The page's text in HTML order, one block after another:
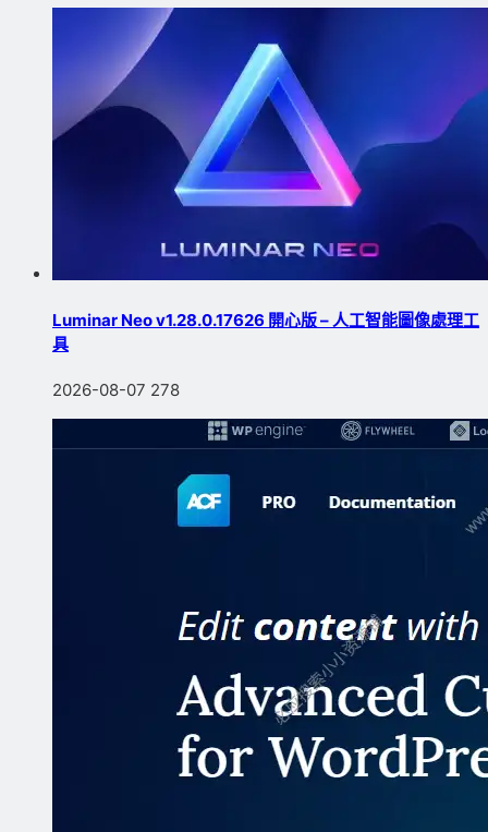
Luminar Neo v1.28.0.17626 開心版 – 人工智能圖像處理工
具
2026-08-07 278